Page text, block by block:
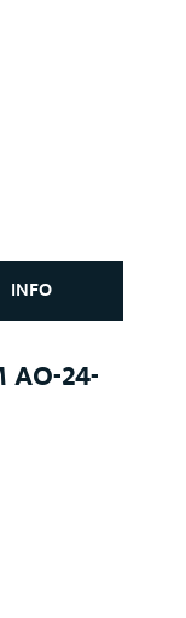
INFO
AO-24-